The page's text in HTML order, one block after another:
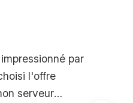
par
l'offre
serveur